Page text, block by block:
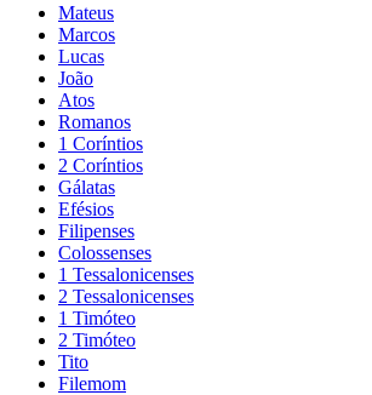
Mateus
Marcos
Lucas
João
Atos
Romanos
1 Coríntios
2 Coríntios
Gálatas
Efésios
Filipenses
Colossenses
1 Tessalonicenses
2 Tessalonicenses
1 Timóteo
2 Timóteo
Tito
Filemom